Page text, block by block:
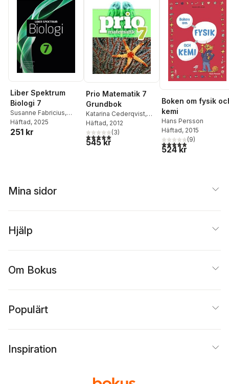
Liber Spektrum
Biologi 7
Susanne Fabricius,
Anders Nystrand
Rådström
Häftad, 2025
251 kr
Prio Matematik 7
Grundbok
Katarina Cederqvist,
Stefan Larsson
Gustafsson
Szabo
Häftad, 2012
5,0utav 5 stjärnor. Totalt antal röster:
(3)
545 kr
Boken om fysik
kemi
Hans Persson
Häftad, 2015
4,9utav 5 stjärnor.
(9)
524 kr
Mina sidor
Hjälp
Om Bokus
Populärt
Inspiration